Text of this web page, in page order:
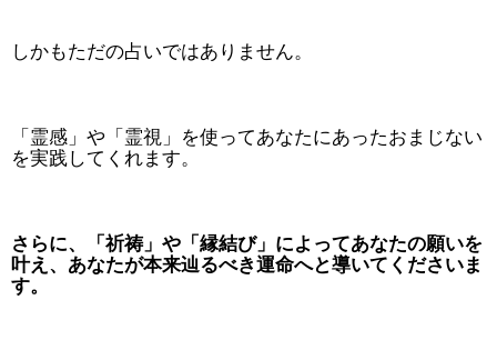
しかもただの占いではありません。
「霊感」や「霊視」を使ってあなたにあったおまじない
を実践してくれます。
さらに、「祈祷」や「縁結び」によってあなたの願いを
叶え、あなたが本来辿るべき運命へと導いてくださいま
す。